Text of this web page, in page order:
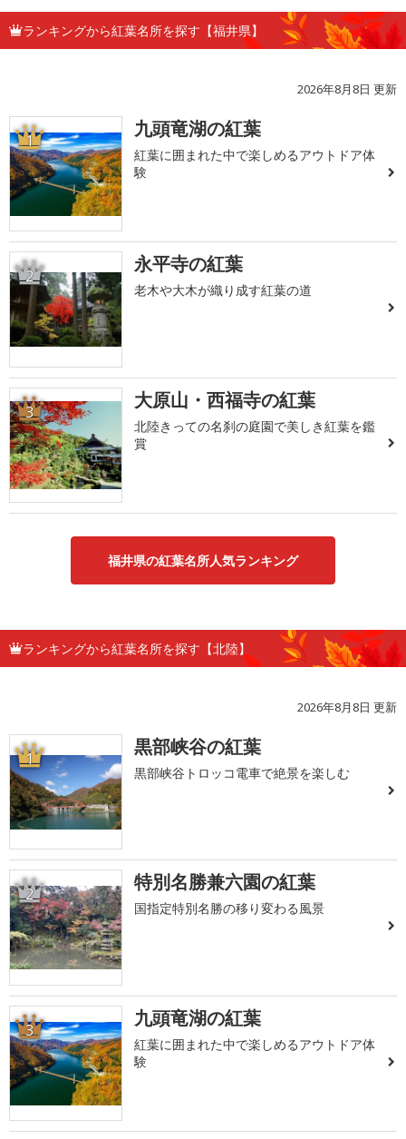
ランキングから紅葉名所を探す【福井県】
2026年8月8日 更新
1 九頭竜湖の紅葉
紅葉に囲まれた中で楽しめるアウトドア体
験
2 永平寺の紅葉
老木や大木が織り成す紅葉の道
3 大原山・西福寺の紅葉
北陸きっての名刹の庭園で美しき紅葉を鑑
賞
福井県の紅葉名所人気ランキング
ランキングから紅葉名所を探す【北陸】
2026年8月8日 更新
1 黒部峡谷の紅葉
黒部峡谷トロッコ電車で絶景を楽しむ
2 特別名勝兼六園の紅葉
国指定特別名勝の移り変わる風景
3 九頭竜湖の紅葉
紅葉に囲まれた中で楽しめるアウトドア体
験